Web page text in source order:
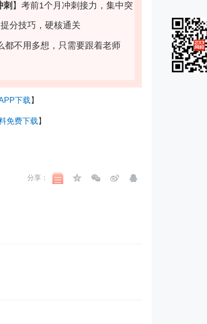
刺 】 考前1个月冲刺接力，集中突
分技巧，硬核通关
都不用多想，只需要跟着老师
下载 】
免费下载 】
分享：